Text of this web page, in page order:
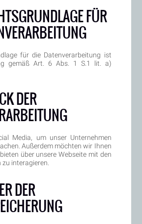
FÜR
für die Datenverarbeitung ist
gemäß Art. 6 Abs. 1 S.1 lit. a)
DER
Media, um unser Unternehmen
Außerdem möchten wir Ihnen
über unsere Webseite mit den
interagieren.
DER